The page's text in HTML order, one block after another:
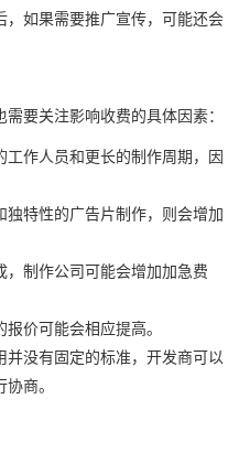
，如果需要推广宣传，可能还会
要关注影响收费的具体因素：
作人员和更长的制作周期，因
特性的广告片制作，则会增加
，制作公司可能会增加加急费
价可能会相应提高。
没有固定的标准，开发商可以
商。